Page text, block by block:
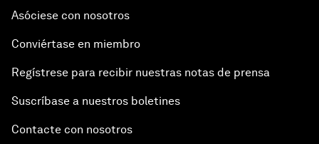
Asóciese con nosotros
Conviértase en miembro
Regístrese para recibir nuestras notas de prensa
Suscríbase a nuestros boletines
Contacte con nosotros